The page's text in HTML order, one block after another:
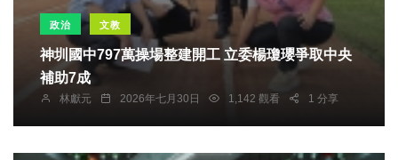
政治 文教
神圳國中797萬操場整建開工 立委楊瓊瓔爭取中央
補助7成
林獻元 2026年七月30日 1,142 觀看 1 分享